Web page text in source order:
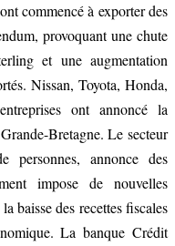
commencé à exporter des
provoquant une chute
et une augmentation
Nissan, Toyota, Honda,
ont annoncé la
Bretagne. Le secteur
annonce des
impose de nouvelles
baisse des recettes fiscales
La banque Crédit